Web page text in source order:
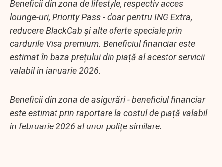
Beneficii din zona de lifestyle, respectiv acces
lounge-uri, Priority Pass - doar pentru ING Extra,
reducere BlackCab și alte oferte speciale prin
cardurile Visa premium. Beneficiul financiar este
estimat în baza prețului din piață al acestor servicii
valabil in ianuarie 2026.
Beneficii din zona de asigurări - beneficiul financiar
este estimat prin raportare la costul de piață valabil
in februarie 2026 al unor polițe similare.